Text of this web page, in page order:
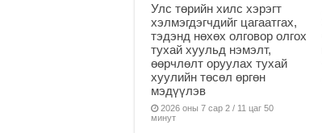
Улс төрийн хилс хэрэгт
хэлмэгдэгчдийг цагаатгах,
тэдэнд нөхөх олговор олгох
тухай хуульд нэмэлт,
өөрчлөлт оруулах тухай
хуулийн төсөл өргөн
мэдүүлэв
2026 оны 7 сар 2 / 11 цаг 50
минут